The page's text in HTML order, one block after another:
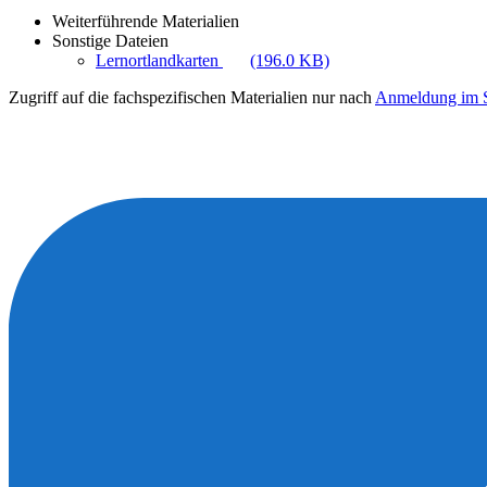
Weiterführende Materialien
Sonstige Dateien
Lernortlandkarten
(196.0 KB)
Zugriff auf die fachspezifischen Materialien nur nach Anmeldung im